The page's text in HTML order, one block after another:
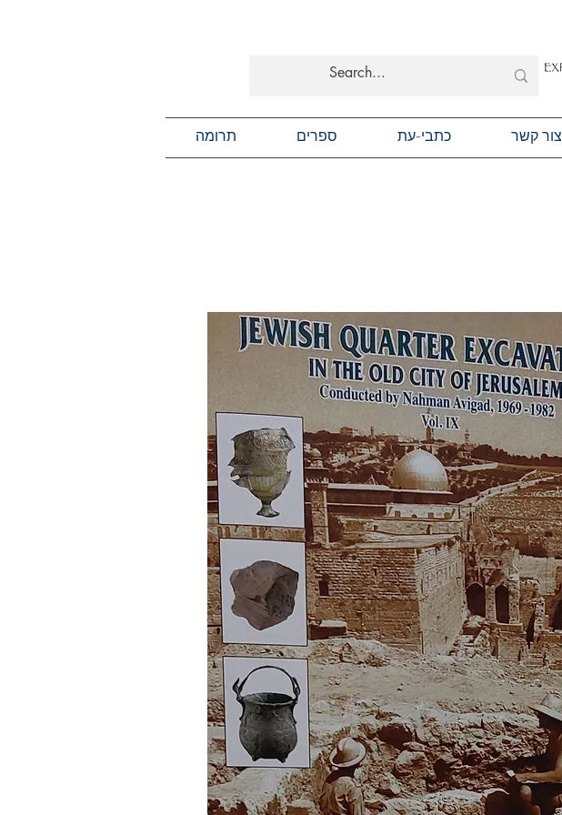
צור קשר כתבי-עת ספרים תרומה